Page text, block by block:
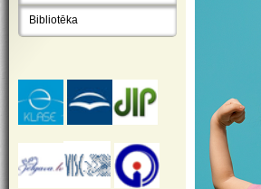
Bibliotēka